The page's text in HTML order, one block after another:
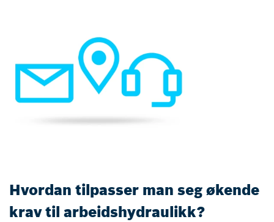
Hvordan tilpasser man seg økende
krav til arbeidshydraulikk?